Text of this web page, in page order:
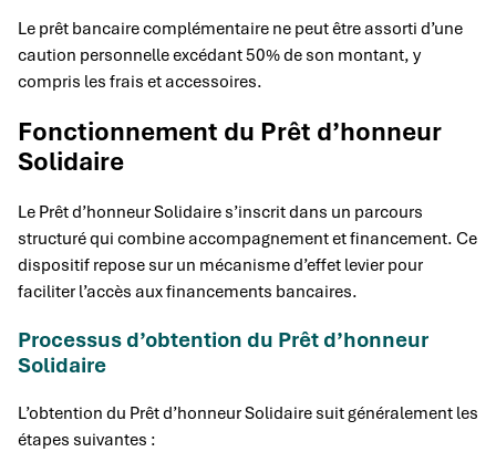
Le prêt bancaire complémentaire ne peut être assorti d’une
caution personnelle excédant 50% de son montant, y
compris les frais et accessoires.
Fonctionnement du Prêt d’honneur
Solidaire
Le Prêt d’honneur Solidaire s’inscrit dans un parcours
structuré qui combine accompagnement et financement. Ce
dispositif repose sur un mécanisme d’effet levier pour
faciliter l’accès aux financements bancaires.
Processus d’obtention du Prêt d’honneur
Solidaire
L’obtention du Prêt d’honneur Solidaire suit généralement les
étapes suivantes :